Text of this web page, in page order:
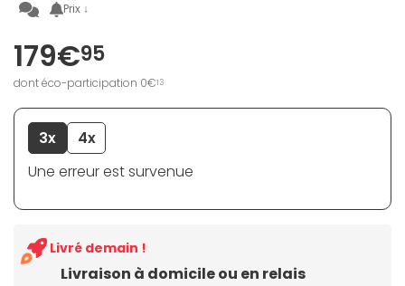
Prix ↓
179€95
dont éco-participation 0€13
3x
4x
Une erreur est survenue
Livraison à domicile ou en relais
Livré demain !